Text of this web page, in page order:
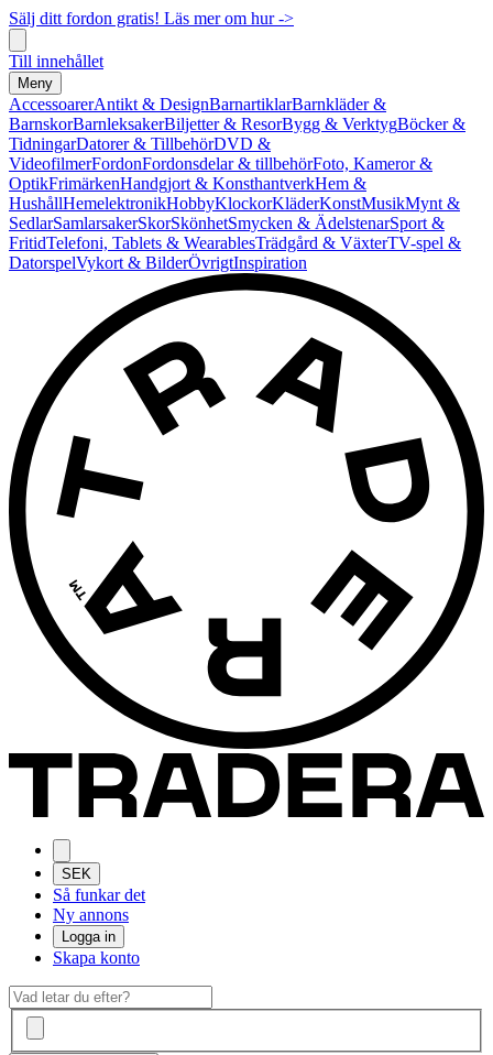
Sälj ditt fordon gratis! Läs mer om hur ->
Till innehållet
Meny
AccessoarerAntikt & DesignBarnartiklarBarnkläder &
BarnskorBarnleksakerBiljetter & ResorBygg & VerktygBöcker &
TidningarDatorer & TillbehörDVD &
VideofilmerFordonFordonsdelar & tillbehörFoto, Kameror &
OptikFrimärkenHandgjort & KonsthantverkHem &
HushållHemelektronikHobbyKlockorKläderKonstMusikMynt &
SedlarSamlarsakerSkorSkönhetSmycken & ÄdelstenarSport &
FritidTelefoni, Tablets & WearablesTrädgård & VäxterTV-spel &
DatorspelVykort & BilderÖvrigtInspiration
SEK
Så funkar det
Ny annons
Logga in
Skapa konto